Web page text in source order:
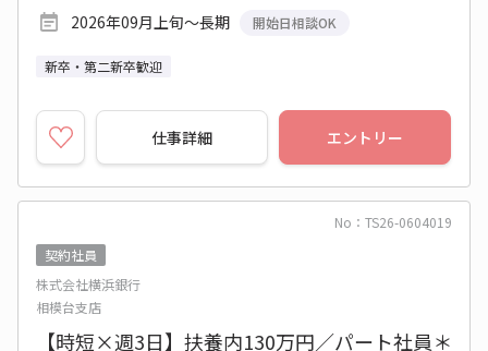
2026年09月上旬～長期
開始日相談OK
新卒・第二新卒歓迎
仕事詳細 エントリー
No：TS26-0604019
契約社員
株式会社横浜銀行
相模台支店
【時短×週3日】扶養内130万円／パート社員＊